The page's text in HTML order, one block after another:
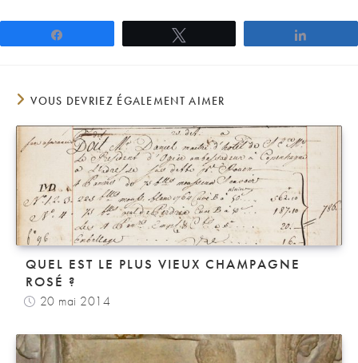
VOUS DEVRIEZ ÉGALEMENT AIMER
QUEL EST LE PLUS VIEUX CHAMPAGNE
ROSÉ ?
20 mai 2014